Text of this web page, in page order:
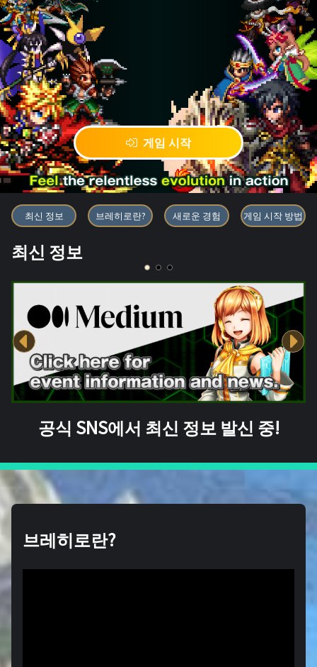
게임 시작
블록체인 게임 「BRAVE
최신 정보 브레히로란? 새로운 경험 게임 시작 방법
최신 정보
공식 SNS에서 최신 정보 발신 중!
브레히로란?